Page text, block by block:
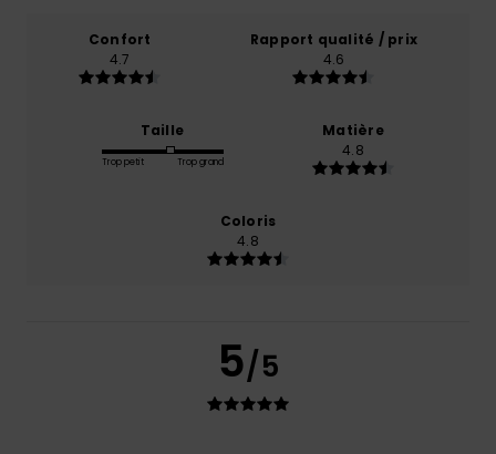
Confort
4.7
Rapport qualité / prix
4.6
Taille
Trop petit Trop grand
Matière
4.8
Coloris
4.8
5/5